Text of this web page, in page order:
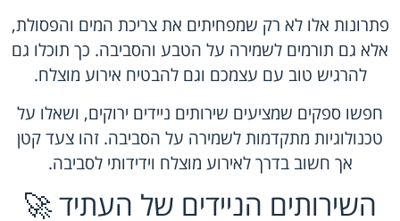
פתרונות אלו לא רק שמפחיתים את צריכת המים והפסולת,
אלא גם תורמים לשמירה על הטבע והסביבה. כך תוכלו גם
להרגיש טוב עם עצמכם וגם להבטיח אירוע מוצלח.
חפשו ספקים שמציעים שירותים ניידים ירוקים, ושאלו על
טכנולוגיות מתקדמות לשמירה על הסביבה. זהו צעד קטן
אך חשוב בדרך לאירוע מוצלח וידידותי לסביבה.
השירותים הניידים של העתיד 🚀